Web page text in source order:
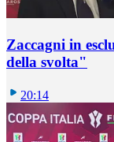
Zaccagni in
della svolta"
20:14